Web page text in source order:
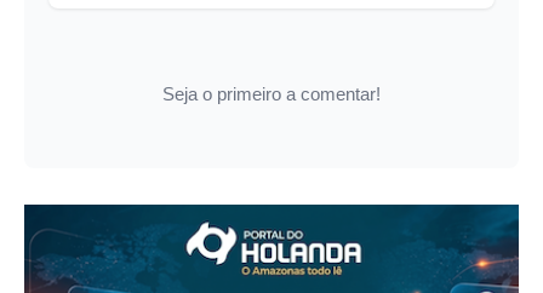
Seja o primeiro a comentar!